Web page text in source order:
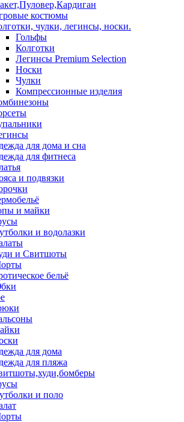
костюмы
чулки, легинсы, носки.
Гольфы
Колготки
Легинсы Premium Selection
Носки
Чулки
Компрессионные изделия
для дома и сна
для фитнеса
и подвязки
и майки
и водолазки
и Свитшоты
бельё
для дома
для пляжа
и поло